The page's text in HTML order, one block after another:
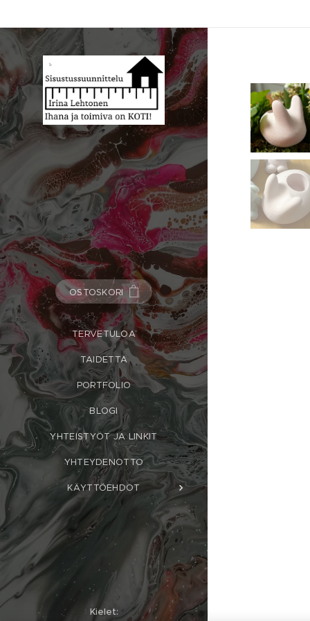
OSTOSKORI
TERVETULOA
TAIDETTA
PORTFOLIO
BLOGI
YHTEISTYÖT JA LINKIT
YHTEYDENOTTO
KÄYTTÖEHDOT
Kielet